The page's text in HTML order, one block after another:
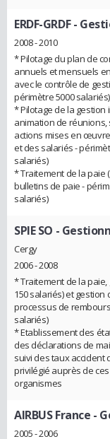
ERDF-GRDF-
2008 - 2010
* Pilotage du plan de
annuels et mensuels
avec le contrôle de
périmètre 5000 salariés)
* Pilotage de la
animation de réunions,
actions mises en
et des salariés -
salariés)
* Traitement de la paie
bulletins de paie -
salariés)
SPIE SO -
Cergy
2006 - 2008
* Traitement de la
150 salariés) et gestion
processus de
salariés)
* Etablissement des
des déclarations de
suivi des taux accident
privilégié auprès de ces
organismes
AIRBUS France -
2005 - 2006